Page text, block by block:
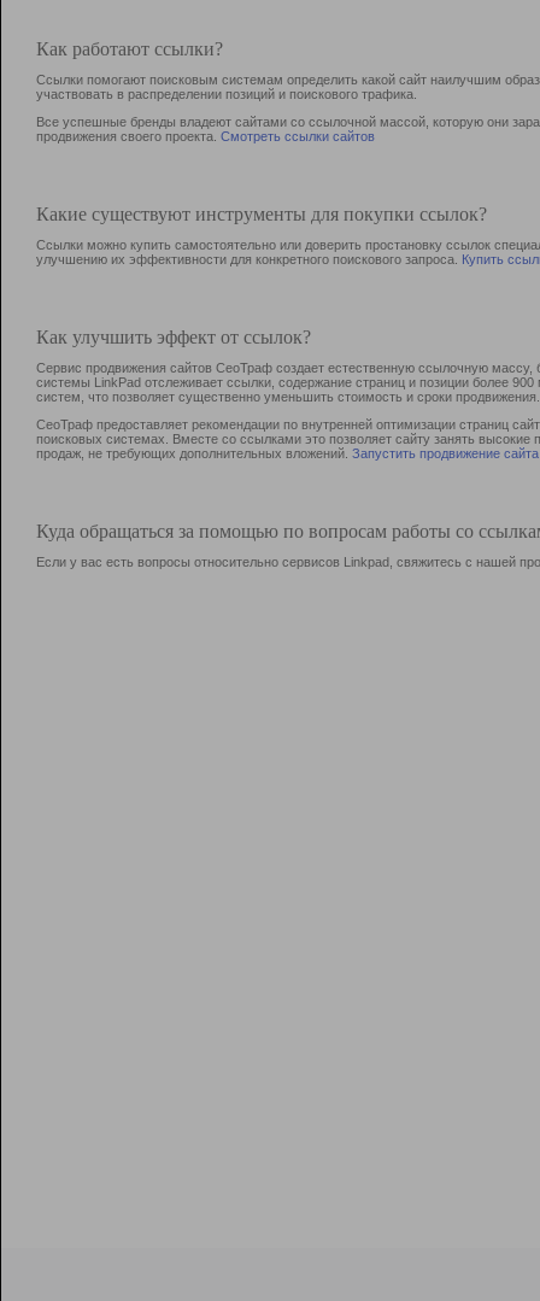
Как работают ссылки?
Ссылки помогают поисковым системам определить какой сайт наилучшим
участвовать в раcпределении позиций и поискового трафика.
Все успешные бренды владеют сайтами со ссылочной массой, которую они
продвижения своего проекта. Смотреть ссылки сайтов
Какие существуют инструменты для покупки ссылок?
Ссылки можно купить самостоятельно или доверить простановку ссылок
улучшению их эффективности для конкретного поискового запроса. Купить
Как улучшить эффект от ссылок?
Сервис продвижения сайтов СеоТраф создает естественную ссылочную
системы LinkPad отслеживает ссылки, содержание страниц и позиции более
систем, что позволяет существенно уменьшить стоимость и сроки продвижения.
СеоТраф предоставляет рекомендации по внутренней оптимизации страниц
поисковых системах. Вместе со ссылками это позволяет сайту занять
продаж, не требующих дополнительных вложений. Запустить продвижение сайта
Куда обращаться за помощью по вопросам работы со
Если у вас есть вопросы относительно сервисов Linkpad, свяжитесь с нашей